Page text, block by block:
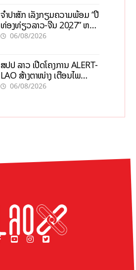
ຈຳປາສັກ ເລັ່ງກຽມຄວາມພ້ອມ “ປີ
ທ່ອງທ່ຽວລາວ-ຈີນ 2027” ຫວັງ
ກະຕຸ້ນເສດຖະກິດທ້ອງຖິ່ນ
06/08/2026
ສປປ ລາວ ເປີດໂຄງການ ALERT-
LAO ສ້າງຕາໜ່າງ ເຕືອນໄພ
ພະຍາດລະບາດທົ່ວປະເທດ
06/08/2026